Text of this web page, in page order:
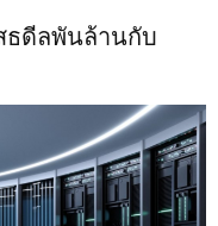
ธดีลพันล้านกับ